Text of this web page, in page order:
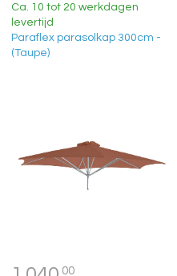
Ca. 10 tot 20 werkdagen
levertijd
Paraflex parasolkap 300cm -
(Taupe)
00